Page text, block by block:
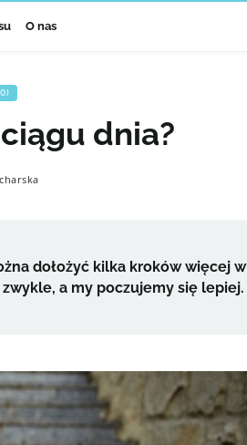
O nas
dnia?
dołożyć kilka kroków więcej w
a my poczujemy się lepiej.